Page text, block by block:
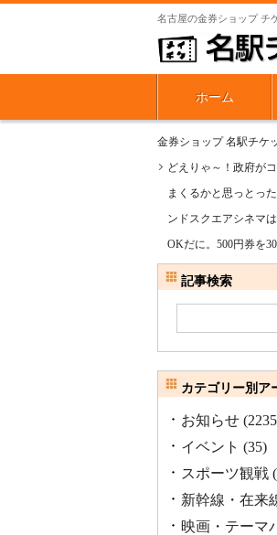
名古屋の金券ショップ チ
ホーム
金券ショップ 名駅チケ
どえりゃ～！政府が
まくるかと思っとっ
ンドスクエアシネマ
OKだに。500円券を
記事検索
カテゴリー別ア
お知らせ
イベント (35)
スポーツ観戦
新幹線・在来
映画・テーマ